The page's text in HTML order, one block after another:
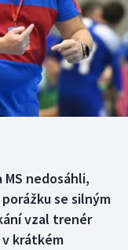
nedosáhli,
se silným
vzal trenér
v krátkém